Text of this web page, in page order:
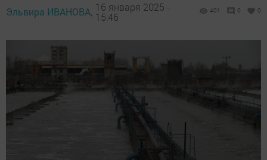
Эльвира ИВАНОВА, 16 января 2025 -
15:46
401 0 0